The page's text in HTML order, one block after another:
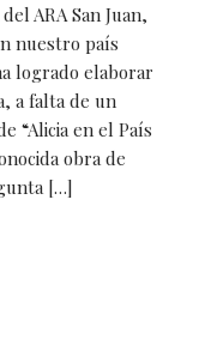
ARA San Juan,
nuestro país
logrado elaborar
a falta de un
“Alicia en el País
obra de
[…]